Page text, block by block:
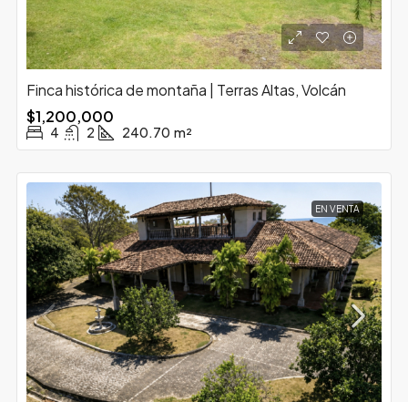
Finca histórica de montaña | Terras Altas, Volcán
$1,200,000
4 2 240.70 m²
EN VENTA